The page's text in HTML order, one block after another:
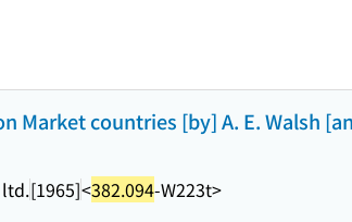
Market countries [by] A. E. Walsh
ltd.[1965]<382.094-W223t>